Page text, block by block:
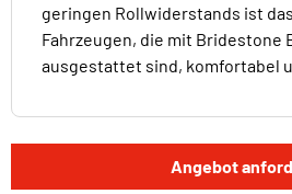
geringen Rollwiderstands ist
Fahrzeugen, die mit Bridestone
ausgestattet sind, komfortabel
Angebot